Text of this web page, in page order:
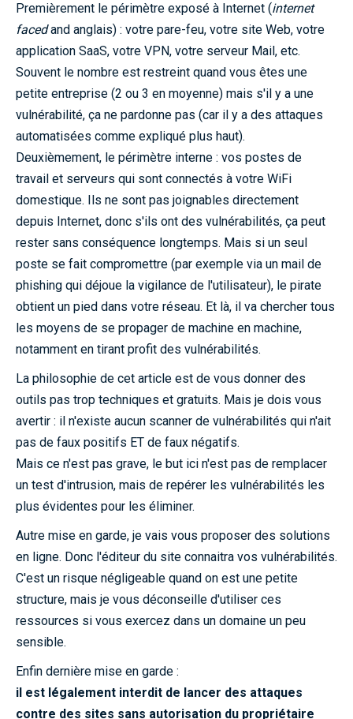
Premièrement le périmètre exposé à Internet (internet
facedand anglais) : votre pare-feu, votre site Web, votre
application SaaS, votre VPN, votre serveur Mail, etc.
Souvent le nombre est restreint quand vous êtes une
petite entreprise (2 ou 3 en moyenne) mais s'il y a une
vulnérabilité, ça ne pardonne pas (car il y a des attaques
automatisées comme expliqué plus haut).
Deuxièmement, le périmètre interne : vos postes de
travail et serveurs qui sont connectés à votre WiFi
domestique. Ils ne sont pas joignables directement
depuis Internet, donc s'ils ont des vulnérabilités, ça peut
rester sans conséquence longtemps. Mais si un seul
poste se fait compromettre (par exemple via un mail de
phishing qui déjoue la vigilance de l'utilisateur), le pirate
obtient un pied dans votre réseau. Et là, il va chercher tous
les moyens de se propager de machine en machine,
notamment en tirant profit des vulnérabilités.
La philosophie de cet article est de vous donner des
outils pas trop techniques et gratuits. Mais je dois vous
avertir : il n'existe aucun scanner de vulnérabilités qui n'ait
pas de faux positifs ET de faux négatifs.
Mais ce n'est pas grave, le but ici n'est pas de remplacer
un test d'intrusion, mais de repérer les vulnérabilités les
plus évidentes pour les éliminer.
Autre mise en garde, je vais vous proposer des solutions
en ligne. Donc l'éditeur du site connaitra vos vulnérabilités.
C'est un risque négligeable quand on est une petite
structure, mais je vous déconseille d'utiliser ces
ressources si vous exercez dans un domaine un peu
sensible.
Enfin dernière mise en garde :
il est légalement interdit de lancer des attaques
contre des sites sans autorisation du propriétaire